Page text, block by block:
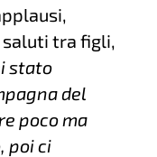
tra figli,
stato
del
poco ma
poi ci